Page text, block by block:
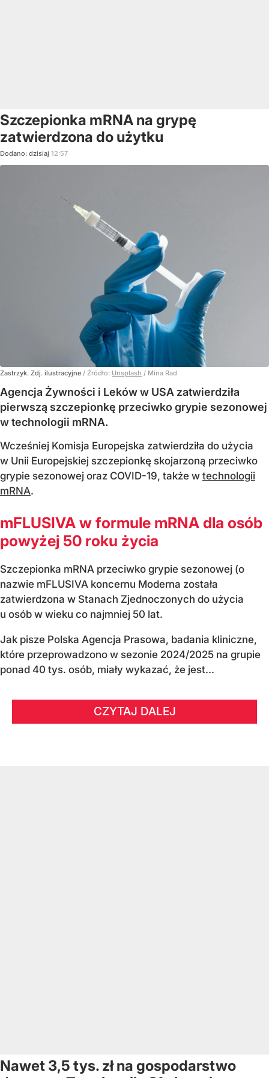
Szczepionka mRNA na grypę
zatwierdzona do użytku
Dodano: dzisiaj 12:57
Zastrzyk. Zdj. ilustracyjne / Źródło: Unsplash / Mina Rad
Agencja Żywności i Leków w USA zatwierdziła
pierwszą szczepionkę przeciwko grypie sezonowej
w technologii mRNA.
Wcześniej Komisja Europejska zatwierdziła do użycia
w Unii Europejskiej szczepionkę skojarzoną przeciwko
grypie sezonowej oraz COVID-19, także w technologii
mRNA.
mFLUSIVA w formule mRNA dla osób
powyżej 50 roku życia
Szczepionka mRNA przeciwko grypie sezonowej (o
nazwie mFLUSIVA koncernu Moderna została
zatwierdzona w Stanach Zjednoczonych do użycia
u osób w wieku co najmniej 50 lat.
Jak pisze Polska Agencja Prasowa, badania kliniczne,
które przeprowadzono w sezonie 2024/2025 na grupie
ponad 40 tys. osób, miały wykazać, że jest...
CZYTAJ DALEJ
Nawet 3,5 tys. zł na gospodarstwo